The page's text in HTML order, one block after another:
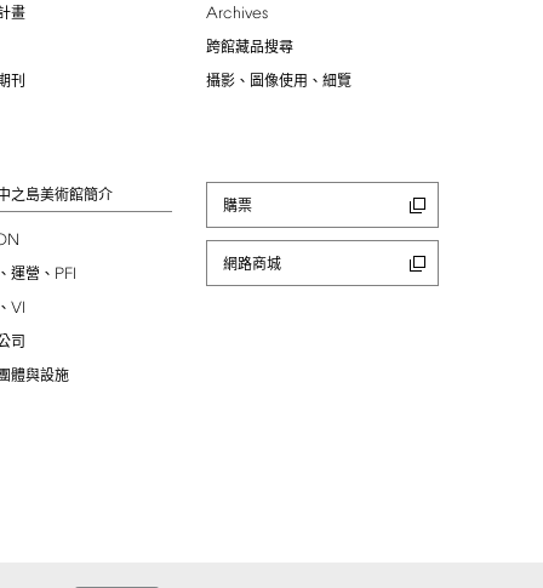
畫
刊
Archives
跨館藏品搜尋
攝影、圖像使用、細覽
之島美術館簡介
運營、 PFI
VI
司
體與設施
購票
網路商城